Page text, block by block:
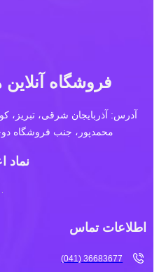
فروشگاه آنلاین
آدرس: آذربایجان شرقی، تبریز،
محمدپور، جنب فروشگاه
نماد
اطلاعات تماس
36683677 (041)